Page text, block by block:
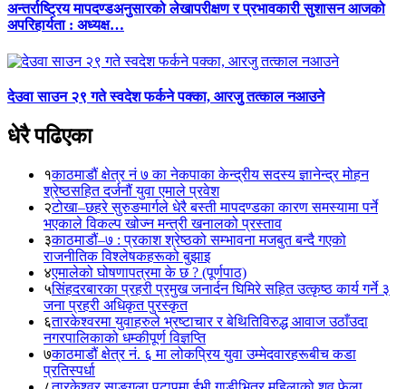
अन्तर्राष्ट्रिय मापदण्डअनुसारको लेखापरीक्षण र प्रभावकारी सुशासन आजको
अपरिहार्यता : अध्यक्ष…
देउवा साउन २९ गते स्वदेश फर्कने पक्का, आरजु तत्काल नआउने
धेरै पढिएका
१काठमाडौं क्षेत्र नं ७ का नेकपाका केन्द्रीय सदस्य ज्ञानेन्द्र मोहन
श्रेष्ठसहित दर्जनौं युवा एमाले प्रवेश
२टोखा–छहरे सुरुङमार्गले धेरै बस्ती मापदण्डका कारण समस्यामा पर्ने
भएकाले विकल्प खोज्न मन्त्री खनालको प्रस्ताव
३काठमाडौं–७ : प्रकाश श्रेष्ठको सम्भावना मजबुत बन्दै गएको
राजनीतिक विश्लेषकहरूको बुझाइ
४एमालेको घोषणापत्रमा के छ ? (पूर्णपाठ)
५सिंहदरबारका प्रहरी प्रमुख जनार्दन घिमिरे सहित उत्कृष्ठ कार्य गर्ने ३
जना प्रहरी अधिकृत पुरस्कृत
६तारकेश्वरमा युवाहरुले भ्रष्टाचार र बेथितिविरुद्ध आवाज उठाँउदा
नगरपालिकाको धम्कीपूर्ण विज्ञप्ति
७काठमाडौं क्षेत्र नं. ६ मा लोकप्रिय युवा उम्मेदवारहरूबीच कडा
प्रतिस्पर्धा